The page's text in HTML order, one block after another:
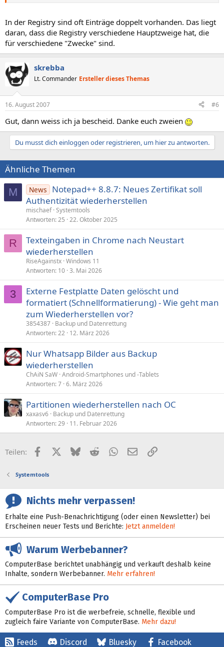
In der Registry sind oft Einträge doppelt vorhanden. Das liegt
daran, dass die Registry verschiedene Hauptzweige hat, die
für verschiedene "Zwecke" sind.
skrebba
Lt. Commander Ersteller dieses Themas
16. August 2007 #6
Gut, dann weiss ich ja bescheid. Danke euch zweien
Du musst dich einloggen oder registrieren, um hier zu antworten.
Ähnliche Themen
M News
Notepad++ 8.8.7: Neues Zertifikat soll
Authentizität wiederherstellen
mischaef Systemtools
Antworten 25 22. Oktober 2025
R
Texteingaben in Chrome nach Neustart
wiederherstellen
RiseAgainstx Windows 11
Antworten 10 3. Mai 2026
3
Externe Festplatte Daten gelöscht und
formatiert (Schnellformatierung) - Wie geht man
zum Wiederherstellen vor?
3854387 Backup und Datenrettung
Antworten 22 12. März 2026
Nur Whatsapp Bilder aus Backup
wiederherstellen
ChAiN SaW Android-Smartphones und -Tablets
Antworten 7 6. März 2026
Partitionen wiederherstellen nach OC
xaxasv6 Backup und Datenrettung
Antworten 29 11. Februar 2026
Teilen: FacebookX (Twitter)
BlueskyRedditWhatsApp
E-MailLink
Systemtools
Nichts mehr verpassen!
Erhalte eine Push-Benachrichtigung (oder einen Newsletter) bei
Erscheinen neuer Tests und Berichte: Jetzt anmelden!
Warum Werbebanner?
ComputerBase berichtet unabhängig und verkauft deshalb keine
Inhalte, sondern Werbebanner. Mehr erfahren!
ComputerBase Pro
ComputerBase Pro ist die werbefreie, schnelle, flexible und
zugleich faire Variante von ComputerBase. Mehr dazu!
Feeds Discord Bluesky Facebook